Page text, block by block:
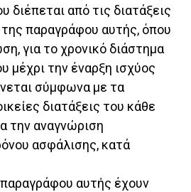
διέπεται από τις διατάξεις
παραγράφου αυτής, όπου
για το χρονικό διάστημα
μέχρι την έναρξη ισχύος
σύμφωνα με τα
διατάξεις του κάθε
την αναγνώριση
ασφάλισης, κατά
παραγράφου αυτής έχουν